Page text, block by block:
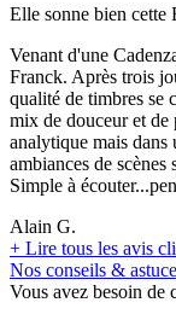
Elle sonne bien cette
Venant d'une
Franck. Après trois
qualité de timbres se
mix de douceur et de
analytique mais dans
ambiances de scènes
Simple à
Alain G.
+ Lire tous les avis
Nos conseils &
Vous avez besoin de